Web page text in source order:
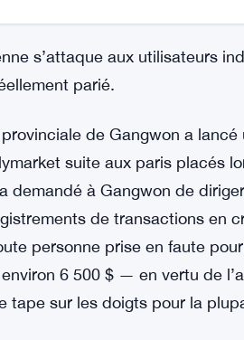
s’attaque aux utilisateurs
parié.
de Gangwon a
suite aux paris placés
demandé à Gangwon de
de transactions en
personne prise en faute
6 500 $ — en vertu de
tape sur les doigts pour la